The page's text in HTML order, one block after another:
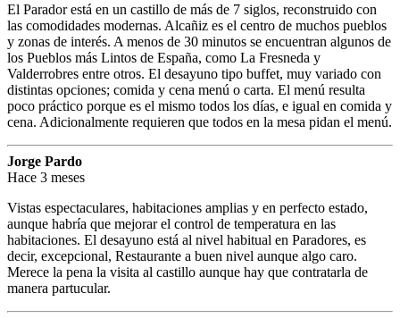
El Parador está en un castillo de más de 7 siglos, reconstruido con
las comodidades modernas. Alcañiz es el centro de muchos pueblos
y zonas de interés. A menos de 30 minutos se encuentran algunos de
los Pueblos más Lintos de España, como La Fresneda y
Valderrobres entre otros. El desayuno tipo buffet, muy variado con
distintas opciones; comida y cena menú o carta. El menú resulta
poco práctico porque es el mismo todos los días, e igual en comida y
cena. Adicionalmente requieren que todos en la mesa pidan el menú.
Jorge Pardo
Hace 3 meses
Vistas espectaculares, habitaciones amplias y en perfecto estado,
aunque habría que mejorar el control de temperatura en las
habitaciones. El desayuno está al nivel habitual en Paradores, es
decir, excepcional, Restaurante a buen nivel aunque algo caro.
Merece la pena la visita al castillo aunque hay que contratarla de
manera partucular.